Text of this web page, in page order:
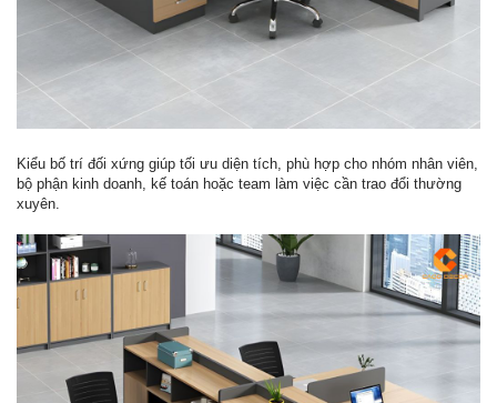
Kiểu bố trí đối xứng giúp tối ưu diện tích, phù hợp cho nhóm nhân viên,
bộ phận kinh doanh, kế toán hoặc team làm việc cần trao đổi thường
xuyên.